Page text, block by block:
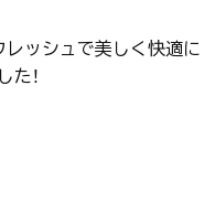
ッシュで美しく快適に
！